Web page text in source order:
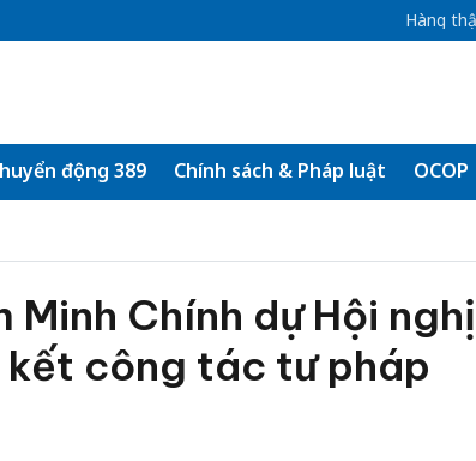
Hàng
động 389 Chính sách & Pháp luật OCOP
Minh Chính dự Hội nghị
công tác tư pháp